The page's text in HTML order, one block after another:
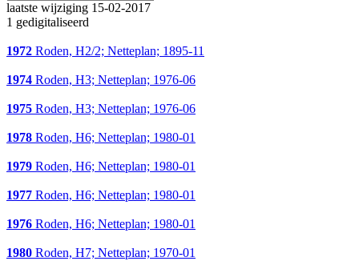
laatste wijziging 15-02-2017
1 gedigitaliseerd
1972 Roden, H2/2; Netteplan; 1895-11
1974 Roden, H3; Netteplan; 1976-06
1975 Roden, H3; Netteplan; 1976-06
1978 Roden, H6; Netteplan; 1980-01
1979 Roden, H6; Netteplan; 1980-01
1977 Roden, H6; Netteplan; 1980-01
1976 Roden, H6; Netteplan; 1980-01
1980 Roden, H7; Netteplan; 1970-01